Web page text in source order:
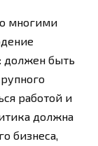
многими
должен быть
работой и
должна
бизнеса,